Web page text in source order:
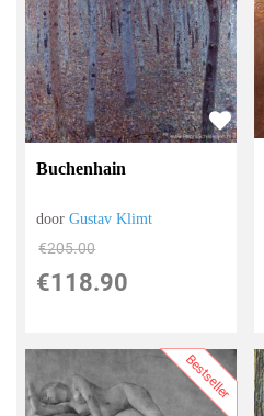
Buchenhain
doorGustav Klimt
€205.00
€118.90
Bestseller